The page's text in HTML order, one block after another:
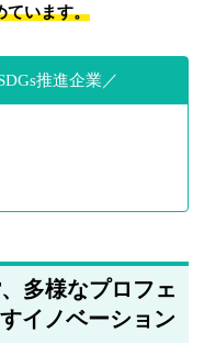
ています。
推進企業
多様なプロフェ
イノベーション